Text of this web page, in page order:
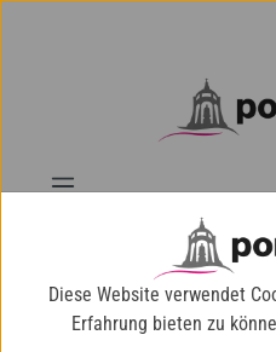
10% Shop-
Katze Katzenfutter
Diese Website verwendet
Erfahrung bieten zu